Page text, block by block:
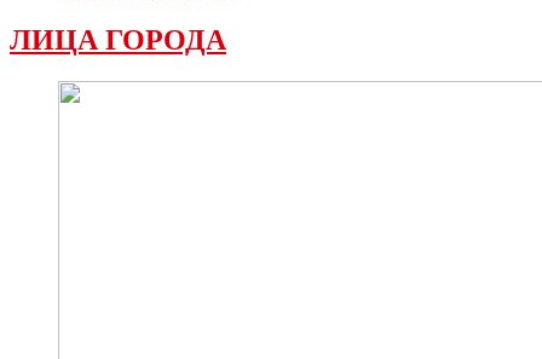
ЛИЦА ГОРОДА